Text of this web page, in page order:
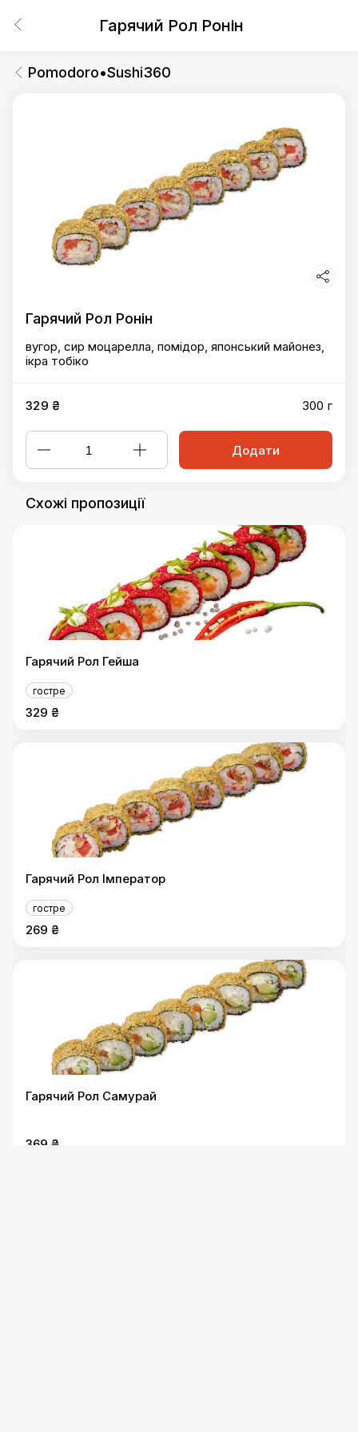
Гарячий Рол Ронін
Pomodoro•Sushi360
Гарячий Рол Ронін
вугор, сир моцарелла, помідор, японський майонез,
ікра тобіко
329 ₴ 300 г
Додати
Схожі пропозиції
Гарячий Рол Гейша
гостре
329 ₴
Гарячий Рол Імператор
гостре
269 ₴
Гарячий Рол Самурай
369 ₴